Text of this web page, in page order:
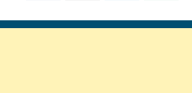
page page page page